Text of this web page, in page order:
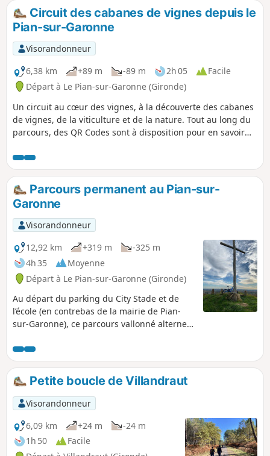
Circuit des cabanes de vignes depuis le
Pian-sur-Garonne
Visorandonneur
6,38 km
+89 m -89 m 2h 05
Facile
Départ à Le Pian-sur-Garonne (Gironde)
Un circuit au cœur des vignes, à la découverte des cabanes
de vignes, de la viticulture et de la nature. Tout au long du
parcours, des QR Codes sont à disposition pour en savoir
Pian-sur-Garonne, un premier QR Code vous permettra d'en
savoir plus sur cette balade.
Parcours permanent au Pian-sur-
Garonne
Visorandonneur
12,92 km
+319 m
-325 m
4h 35
Moyenne
Départ à Le Pian-sur-Garonne (Gironde)
Au départ du parking du City Stade et de
l’école (en contrebas de la mairie de Pian-
sur-Garonne), ce parcours vallonné alterne
et passages en nature, offrant un terrain
idéal pour le trail, mais également
praticable à VTT ou, bien sûr, en
randonnée.Tout au long du parcours, vous
profiterez de magnifiques panoramas : sur
la vallée de la Garonne, avec vues sur Saint-
Macaire et Langon, sur les villages de
Verdelais et Sainte-Croix-du-Mont, et un
passage à proximité du Château de
Petite boucle de Villandraut
Visorandonneur
6,09 km
+24 m
-24 m
1h 50
Facile